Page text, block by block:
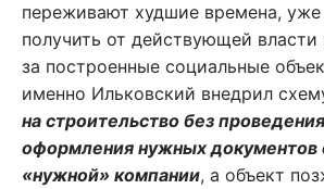
переживают худшие времена, уже
получить от действующей власти
за построенные социальные
именно Ильковский внедрил
на строительство без
оформления нужных документов
«нужной» компании, а объект